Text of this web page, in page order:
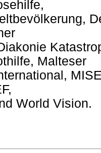
Malteser
World Vision.